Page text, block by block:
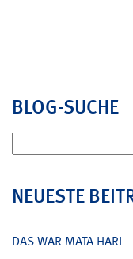
BLOG-SUCHE
nach:
NEUESTE
DAS WAR MATA HARI